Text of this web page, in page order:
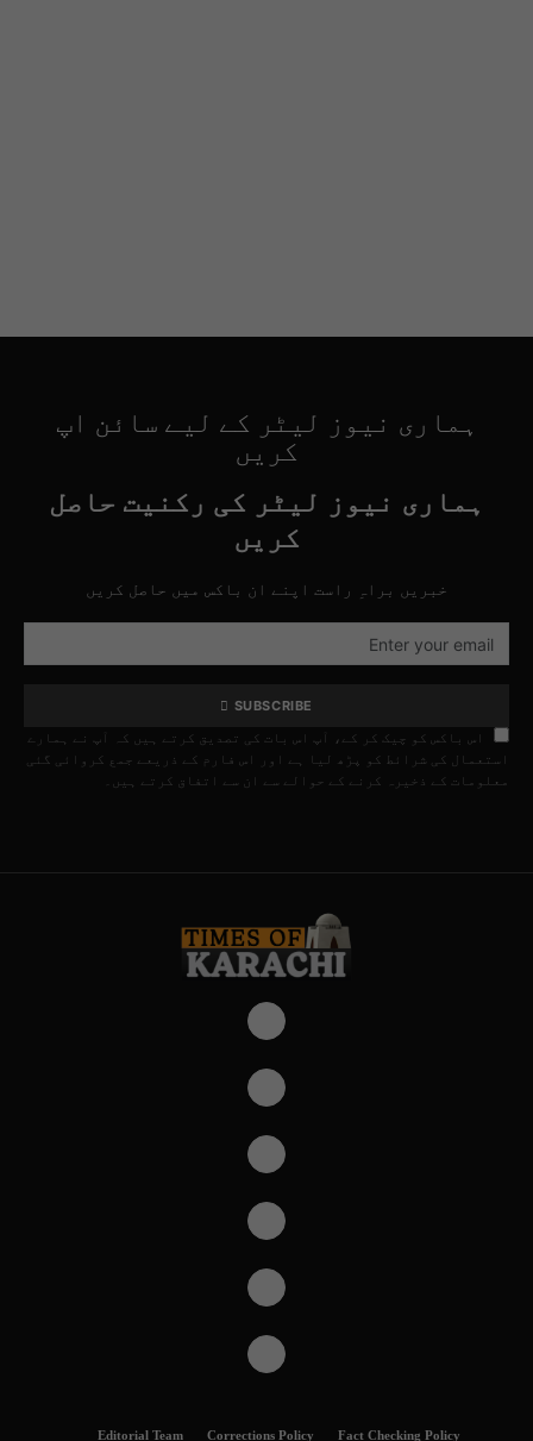
ہماری نیوز لیٹر کے لیے سائن اپ
کریں
ہماری نیوز لیٹر کی رکنیت حاصل
کریں
خبریں براہِ راست اپنے ان باکس میں حاصل کریں
SUBSCRIBE
اس باکس کو چیک کر کے، آپ اس بات کی تصدیق کرتے ہیں کہ آپ نے ہمارے
استعمال کی شرائط کو پڑھ لیا ہے اور اس فارم کے ذریعے جمع کروائی گئی
معلومات کے ذخیرہ کرنے کے حوالے سے ان سے اتفاق کرتے ہیں۔
Fact Checking Policy
Corrections Policy
Editorial Team